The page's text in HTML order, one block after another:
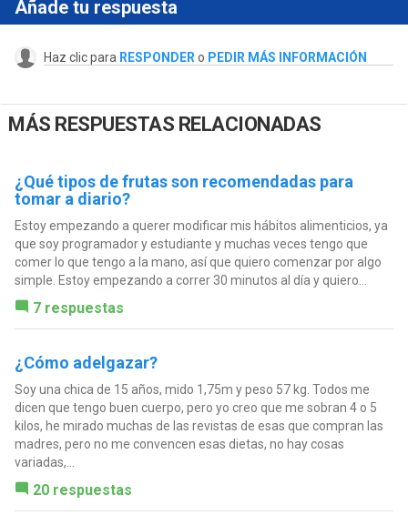
Añade tu respuesta
Haz clic para RESPONDER o PEDIR MÁS INFORMACIÓN
MÁS RESPUESTAS RELACIONADAS
¿Qué tipos de frutas son recomendadas para
tomar a diario?
Estoy empezando a querer modificar mis hábitos alimenticios, ya
que soy programador y estudiante y muchas veces tengo que
comer lo que tengo a la mano, así que quiero comenzar por algo
simple. Estoy empezando a correr 30 minutos al día y quiero...
7 respuestas
¿Cómo adelgazar?
Soy una chica de 15 años, mido 1,75m y peso 57 kg. Todos me
dicen que tengo buen cuerpo, pero yo creo que me sobran 4 o 5
kilos, he mirado muchas de las revistas de esas que compran las
madres, pero no me convencen esas dietas, no hay cosas
variadas,...
20 respuestas